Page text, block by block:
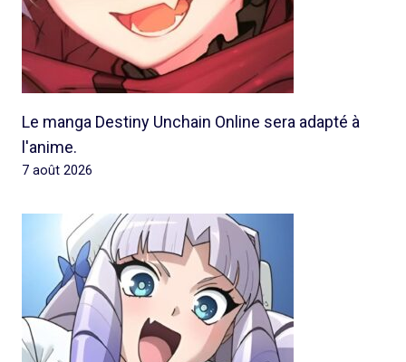
Le manga Destiny Unchain Online sera adapté à
l'anime.
7 août 2026